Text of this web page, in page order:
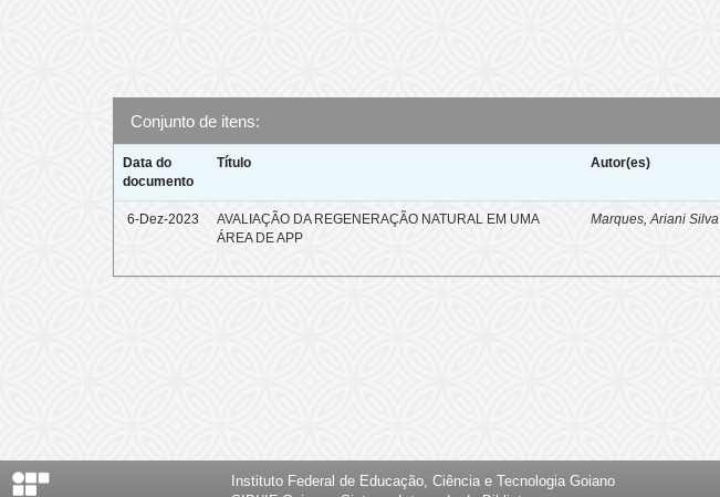
Conjunto de itens:
Data do
documento
Título Autor(es)
6-Dez-2023
AVALIAÇÃO DA REGENERAÇÃO NATURAL EM UMA
ÁREA DE APP
Marques, Ariani Silva
Instituto Federal de Educação, Ciência e Tecnologia Goiano